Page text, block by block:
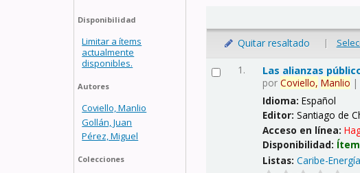
Disponibilidad
Limitar a ítems
actualmente
disponibles.
Autores
Coviello, Manlio
Gollán, Juan
Pérez, Miguel
Colecciones
Quitar resaltado |
1. Las alianzas
porCoviello, Manlio
Idioma:Español
Editor:Santiago de
Acceso en línea:
Disponibilidad:
Listas: Caribe-